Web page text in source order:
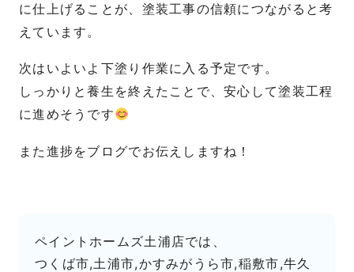
に仕上げることが、塗装工事の信頼につながると考
えています。
次はいよいよ下塗り作業に入る予定です。
しっかりと養生を終えたことで、安心して塗装工程
に進めそうです
また進捗をブログでお伝えしますね！
ペイントホームズ土浦店では、
つくば市,土浦市,かすみがうら市,稲敷市,牛久